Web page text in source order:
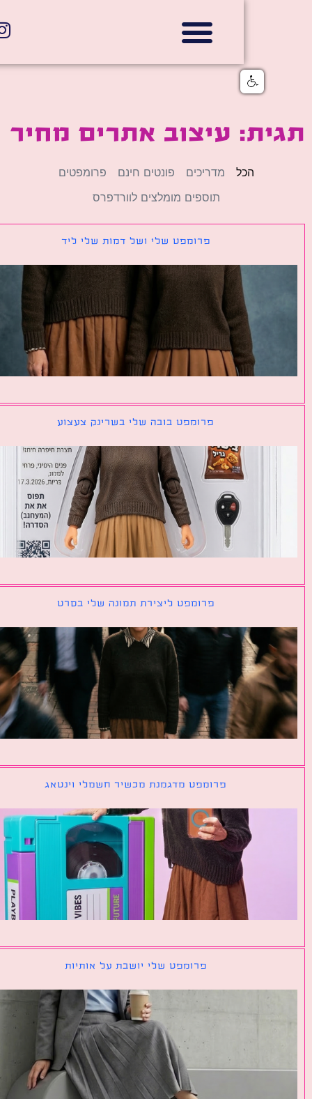
עיצוב אתרים מחיר
מדריכים פונטים חינם
פרומפטים
תוספים מומלצים לוורדפרס
פרומפט שלי ושל דמות שלי ליד
פרומפט בובה שלי בשרינק צעצוע
פרומפט ליצירת תמונה שלי בסרט
פרומפט מדגמנת מכשיר חשמלי וינטאג
פרומפט שלי יושבת על אותיות